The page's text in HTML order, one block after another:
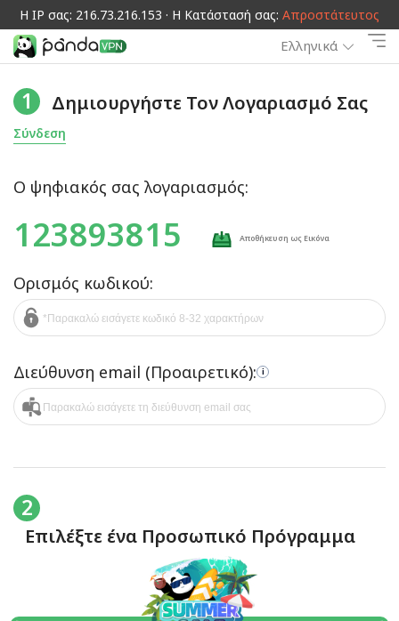
Η IP σας: 216.73.216.153 · Η Κατάστασή σας: Απροστάτευτος
Ελληνικά
1 Δημιουργήστε Τον Λογαριασμό Σας
Σύνδεση
Ο ψηφιακός σας λογαριασμός:
123893815 Αποθήκευση ως Εικόνα
Ορισμός κωδικού:
Διεύθυνση email (Προαιρετικό): i
2
Επιλέξτε ένα Προσωπικό Πρόγραμμα